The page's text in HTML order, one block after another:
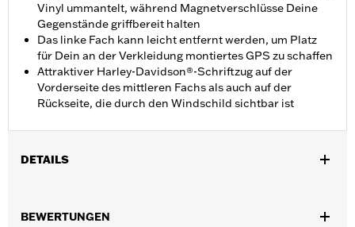
Vinyl ummantelt, während Magnetverschlüsse Deine
Gegenstände griffbereit halten
Das linke Fach kann leicht entfernt werden, um Platz
für Dein an der Verkleidung montiertes GPS zu schaffen
Attraktiver Harley-Davidson®-Schriftzug auf der
Vorderseite des mittleren Fachs als auch auf der
Rückseite, die durch den Windschild sichtbar ist
DETAILS
Nicht in Verbindung mit Cockpit-Lederschirmen. Modelle mit
BEWERTUNGEN